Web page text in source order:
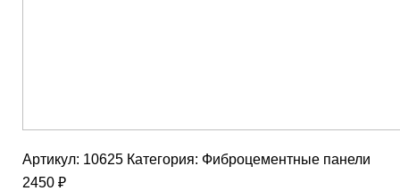
Артикул: 10625 Категория: Фиброцементные панели
2450 ₽